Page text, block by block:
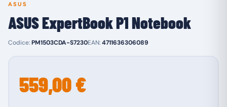
ASUS
ASUS ExpertBook P1 Notebook
Codice:PM1503CDA-S7230EAN:4711636306089
559,00 €